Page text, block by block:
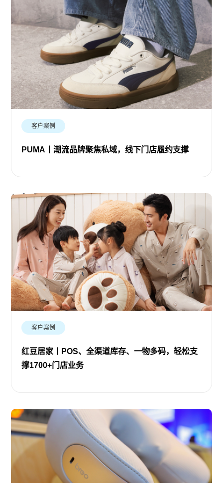
客户案例
PUMA丨潮流品牌聚焦私域，线下门店履约支撑
客户案例
红豆居家丨POS、全渠道库存、一物多码，轻松支
撑1700+门店业务